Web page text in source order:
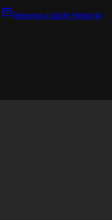
Reserve a table Helsinki